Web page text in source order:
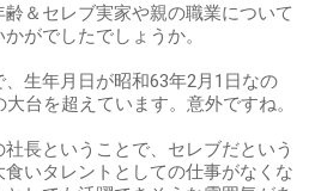
＆セレブ実家や親の職業について
がでしたでしょうか。
生年月日が昭和63年2月1日なの
台を超えています。意外ですね。
長ということで、セレブだという
いタレントとしての仕事がなくな